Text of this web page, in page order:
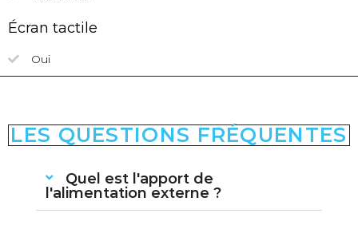
Écran tactile
Oui
LES QUESTIONS FRÉQUENTES
Quel est l'apport de
l'alimentation externe ?